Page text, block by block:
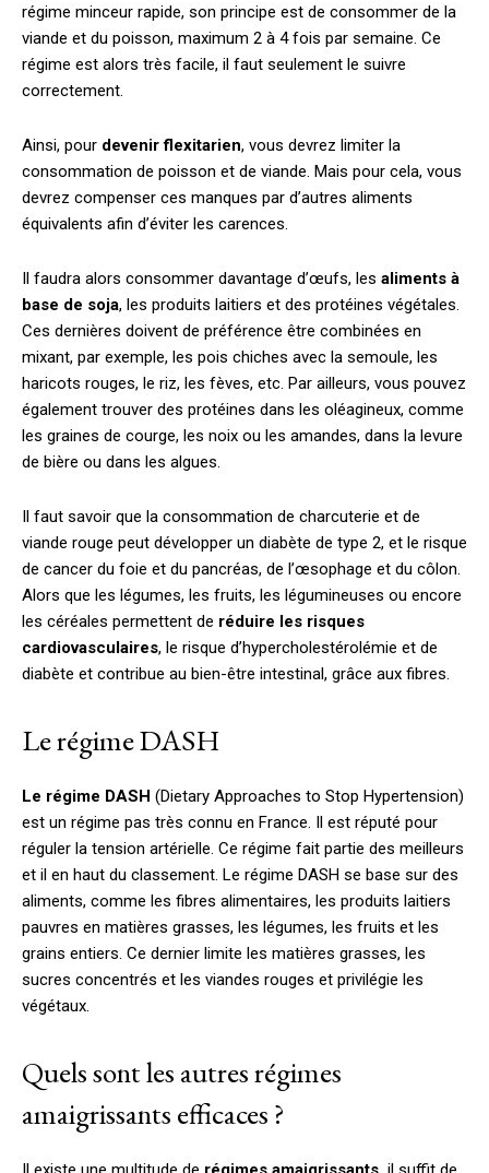
régime minceur rapide, son principe est de consommer de la
viande et du poisson, maximum 2 à 4 fois par semaine. Ce
régime est alors très facile, il faut seulement le suivre
correctement.
Ainsi, pour devenir flexitarien, vous devrez limiter la
consommation de poisson et de viande. Mais pour cela, vous
devrez compenser ces manques par d’autres aliments
équivalents afin d’éviter les carences.
Il faudra alors consommer davantage d’œufs, les aliments à
base de soja, les produits laitiers et des protéines végétales.
Ces dernières doivent de préférence être combinées en
mixant, par exemple, les pois chiches avec la semoule, les
haricots rouges, le riz, les fèves, etc. Par ailleurs, vous pouvez
également trouver des protéines dans les oléagineux, comme
les graines de courge, les noix ou les amandes, dans la levure
de bière ou dans les algues.
Il faut savoir que la consommation de charcuterie et de
viande rouge peut développer un diabète de type 2, et le risque
de cancer du foie et du pancréas, de l’œsophage et du côlon.
Alors que les légumes, les fruits, les légumineuses ou encore
les céréales permettent de réduire les risques
cardiovasculaires, le risque d’hypercholestérolémie et de
diabète et contribue au bien-être intestinal, grâce aux fibres.
Le régime DASH
Le régime DASH (Dietary Approaches to Stop Hypertension)
est un régime pas très connu en France. Il est réputé pour
réguler la tension artérielle. Ce régime fait partie des meilleurs
et il en haut du classement. Le régime DASH se base sur des
aliments, comme les fibres alimentaires, les produits laitiers
pauvres en matières grasses, les légumes, les fruits et les
grains entiers. Ce dernier limite les matières grasses, les
sucres concentrés et les viandes rouges et privilégie les
végétaux.
Quels sont les autres régimes
amaigrissants efficaces ?